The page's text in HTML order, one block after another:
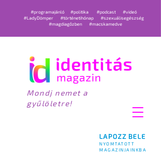
LAPOZZ BELE
NYOMTATOTT
MAGAZINJAINKBA
#programajánló #politika #podcast
#videó
#LadyDömper
#történetihónap
#szexuálisegészség
#magdiagőzben
#macskamedve
Mondj nemet a
gyűlöletre!